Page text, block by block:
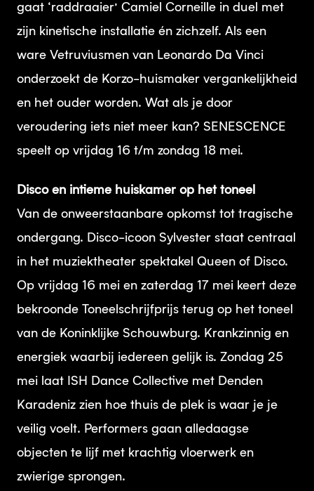
gaat ‘raddraaier’ Camiel Corneille in duel met
zijn kinetische installatie én zichzelf. Als een
ware Vetruviusmen van Leonardo Da Vinci
onderzoekt de Korzo-huismaker vergankelijkheid
en het ouder worden. Wat als je door
veroudering iets niet meer kan? SENESCENCE
speelt op vrijdag 16 t/m zondag 18 mei.
Disco en intieme huiskamer op het toneel
Van de onweerstaanbare opkomst tot tragische
ondergang. Disco-icoon Sylvester staat centraal
in het muziektheater spektakel Queen of Disco.
Op vrijdag 16 mei en zaterdag 17 mei keert deze
bekroonde Toneelschrijfprijs terug op het toneel
van de Koninklijke Schouwburg. Krankzinnig en
energiek waarbij iedereen gelijk is. Zondag 25
mei laat ISH Dance Collective met Denden
Karadeniz zien hoe thuis de plek is waar je je
veilig voelt. Performers gaan alledaagse
objecten te lijf met krachtig vloerwerk en
zwierige sprongen.